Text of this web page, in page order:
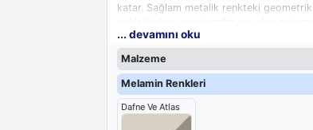
katar. Sağlam metalik renkteki
ihtiyaçlarınız için pratik çözümler sunar.
tasarımıyla her türlü iç mekana kolayca
bir çalışma ortamı yaratmanıza olanak
... devamını oku
Malzeme
Melamin Renkleri
Dafne Ve Atlas